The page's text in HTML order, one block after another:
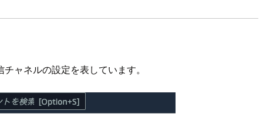
ャネルの設定を表しています。